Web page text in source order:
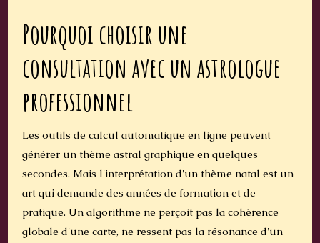
Pourquoi choisir une
consultation avec un astrologue
professionnel
Les outils de calcul automatique en ligne peuvent
générer un thème astral graphique en quelques
secondes. Mais l'interprétation d'un thème natal est un
art qui demande des années de formation et de
pratique. Un algorithme ne perçoit pas la cohérence
globale d'une carte, ne ressent pas la résonance d'un